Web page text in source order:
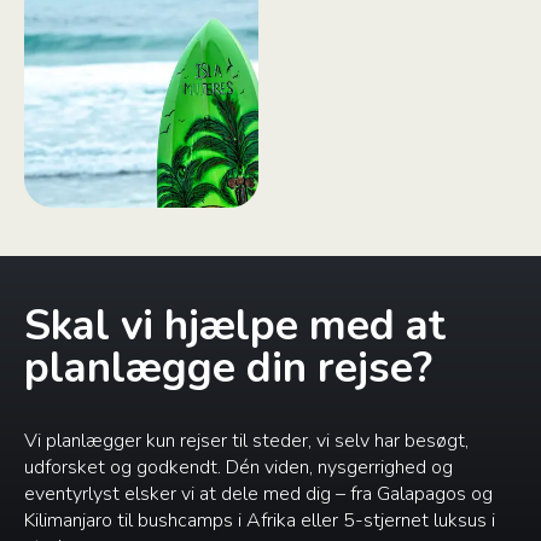
Skal vi hjælpe med at
planlægge din rejse?
Vi planlægger kun rejser til steder, vi selv har besøgt,
udforsket og godkendt. Dén viden, nysgerrighed og
eventyrlyst elsker vi at dele med dig – fra Galapagos og
Kilimanjaro til bushcamps i Afrika eller 5-stjernet luksus i